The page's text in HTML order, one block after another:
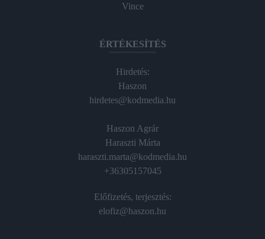
Vince
ÉRTÉKESÍTÉS
Hirdetés:
Haszon
hirdetes@kodmedia.hu
Haszon Agrár
Haraszti Márta
haraszti.marta@kodmedia.hu
+36305157045
Előfizetés, terjesztés:
elofiz@haszon.hu